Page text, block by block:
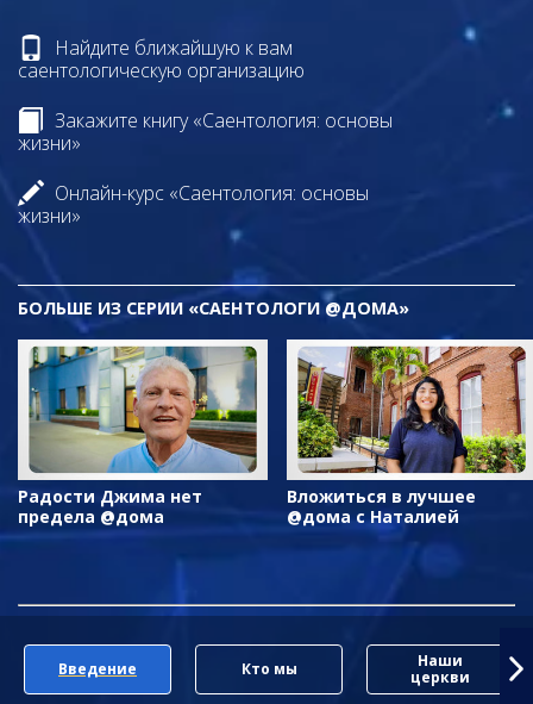
Найдите ближайшую к вам
саентологическую организацию
Закажите книгу «Саентология: основы
жизни»
Онлайн-курс «Саентология: основы
жизни»
БОЛЬШЕ ИЗ СЕРИИ «САЕНТОЛОГИ @ДОМА»
Радости Джима нет
предела @дома
Вложиться в лучшее
@дома с Наталией
Введение Кто мы
Наши
церкви